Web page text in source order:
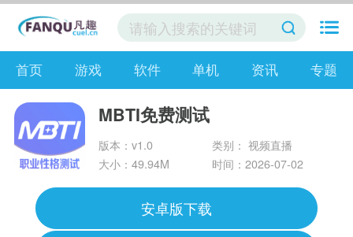
首页 游戏 软件 单机 资讯 专题
MBTI免费测试
版本：v1.0
类别： 视频直播
大小：49.94M
时间：2026-07-02
安卓版下载